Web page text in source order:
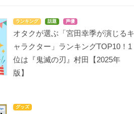
ランキング 話題 声優
オタクが選ぶ「宮田幸季が演じるキ
ャラクター」ランキングTOP10！1
位は『鬼滅の刃』村田【2025年
版】
グッズ